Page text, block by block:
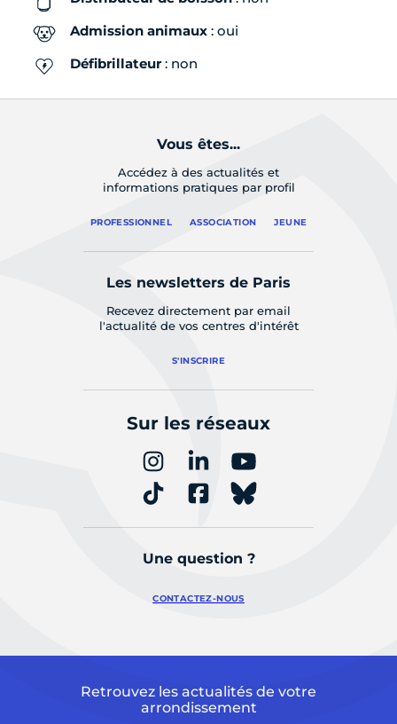
Admission animaux : oui
Défibrillateur: non
Vous êtes...
Accédez à des actualités et
informations pratiques par profil
PROFESSIONNEL ASSOCIATION JEUNE
Les newsletters de Paris
Recevez directement par email
l'actualité de vos centres d'intérêt
S'INSCRIRE
Sur les réseaux
Une question ?
CONTACTEZ-NOUS
Retrouvez les actualités de votre
arrondissement